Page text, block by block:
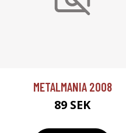
METALMANIA 2008
89 SEK